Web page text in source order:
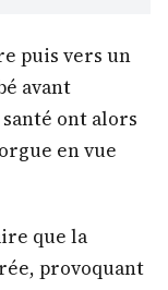
puis vers un
avant
santé ont alors
en vue
que la
provoquant